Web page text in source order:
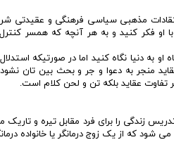
مذهبی سیاسی فرهنگی و عقیدتی
او فکر کنید و به هر آنچه که همسر
به دنیا نگاه کنید اما در صورتیکه
عقاید منجر به دعوا و جر و بحث بین تان
تفاوت عقاید بلکه تن و لحن کلام است.
زندگی را برای فرد مقابل تیره و
شود که از یک زوج درمانگر یا خانواده